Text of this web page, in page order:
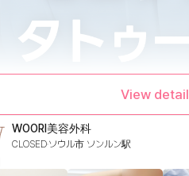
View detail
WOORI美容外科
CLOSED ソウル市 ソンルン駅